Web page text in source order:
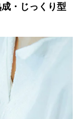
・じっくり型